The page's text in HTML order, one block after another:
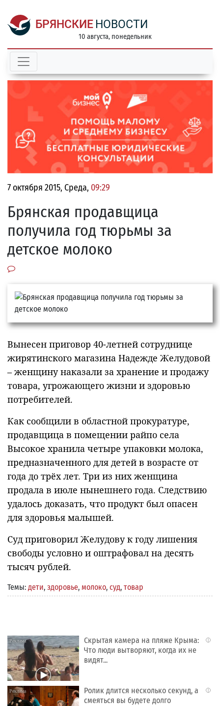
БРЯНСКИЕ НОВОСТИ
10 августа, понедельник
7 октября 2015, Среда, 09:29
Брянская продавщица
получила год тюрьмы за
детское молоко
Вынесен приговор 40-летней сотруднице
жирятинского магазина Надежде Желудовой
– женщину наказали за хранение и продажу
товара, угрожающего жизни и здоровью
потребителей.
Как сообщили в областной прокуратуре,
продавщица в помещении райпо села
Высокое хранила четыре упаковки молока,
предназначенного для детей в возрасте от
года до трёх лет. Три из них женщина
продала в июле нынешнего года. Следствию
удалось доказать, что продукт был опасен
для здоровья малышей.
Суд приговорил Желудову к году лишения
свободы условно и оштрафовал на десять
тысяч рублей.
Темы: дети, здоровье, молоко, суд, товар
i
Скрытая камера на пляже Крыма:
Что люди вытворяют, когда их не
видят...
i
Ролик длится несколько секунд, а
смеяться вы будете долго